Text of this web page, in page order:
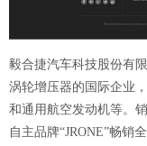
毅合捷汽车科技股份有
涡轮增压器的国际企业
和通用航空发动机等。
自主品牌“JRONE”畅销